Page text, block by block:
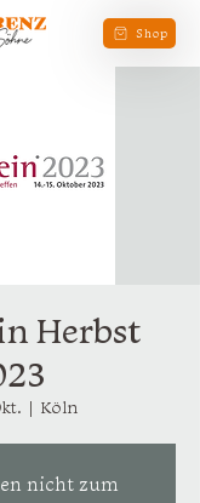
Shop
Herbst
  |
Köln
nicht zum